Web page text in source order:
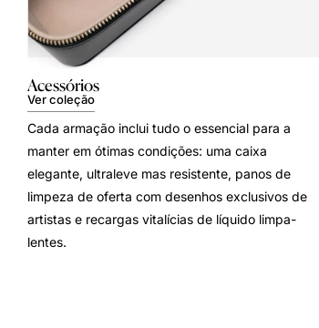
Acessórios
Ver coleção
Cada armação inclui tudo o essencial para a
manter em ótimas condições: uma caixa
elegante, ultraleve mas resistente, panos de
limpeza de oferta com desenhos exclusivos de
artistas e recargas vitalícias de líquido limpa-
lentes.